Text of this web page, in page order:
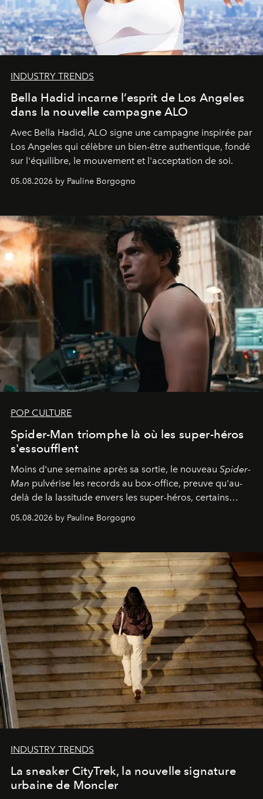
INDUSTRY TRENDS
Bella Hadid incarne l’esprit de Los Angeles
dans la nouvelle campagne ALO
Avec Bella Hadid, ALO signe une campagne inspirée par
Los Angeles qui célèbre un bien-être authentique, fondé
sur l'équilibre, le mouvement et l'acceptation de soi.
05.08.2026 by Pauline Borgogno
POP CULTURE
Spider-Man triomphe là où les super-héros
s'essoufflent
Moins d'une semaine après sa sortie, le nouveau Spider-
Man pulvérise les records au box-office, preuve qu'au-
delà de la lassitude envers les super-héros, certains
05.08.2026 by Pauline Borgogno
INDUSTRY TRENDS
La sneaker CityTrek, la nouvelle signature
urbaine de Moncler